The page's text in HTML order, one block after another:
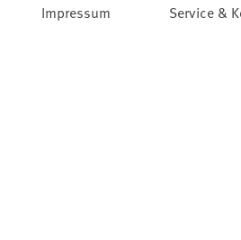
Impressum Service &